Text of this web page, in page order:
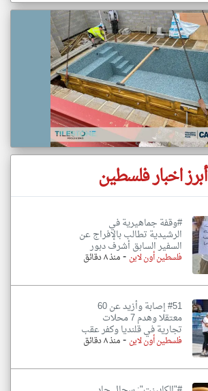
أبرز اخبار فلسطين
#وقفة جماهيرية في
الرشيدية تطالب بالإفراج عن
السفير السابق أشرف دبور
فلسطين أون لاين -منذ ٨ دقائق
#51 إصابة وأزيد عن 60
معتقلا وهدم 7 محلات
تجارية في قلنديا وكفر عقب
فلسطين أون لاين -منذ ٨ دقائق